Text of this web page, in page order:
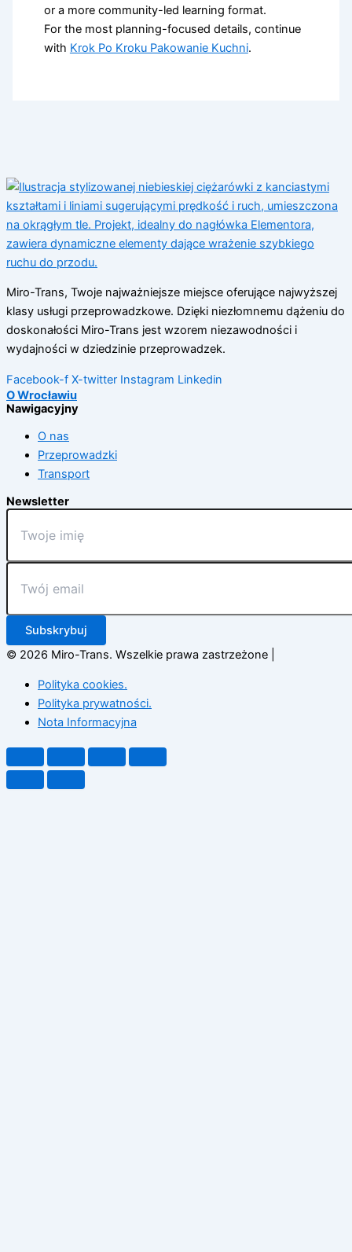
or a more community-led learning format.
For the most planning-focused details, continue
with Krok Po Kroku Pakowanie Kuchni.
Miro-Trans, Twoje najważniejsze miejsce oferujące najwyższej
klasy usługi przeprowadzkowe. Dzięki niezłomnemu dążeniu do
doskonałości Miro-Trans jest wzorem niezawodności i
wydajności w dziedzinie przeprowadzek.
Facebook-f X-twitter Instagram Linkedin
O Wrocławiu
Nawigacyjny
O nas
Przeprowadzki
Transport
Newsletter
Subskrybuj
© 2026 Miro-Trans. Wszelkie prawa zastrzeżone |
Polityka cookies.
Polityka prywatności.
Nota Informacyjna